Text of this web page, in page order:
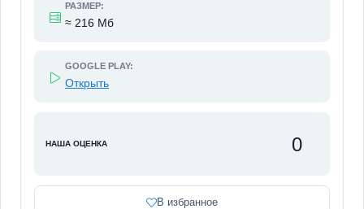
РАЗМЕР:
≈ 216 Мб
GOOGLE PLAY:
Открыть
НАША ОЦЕНКА 0
В избранное